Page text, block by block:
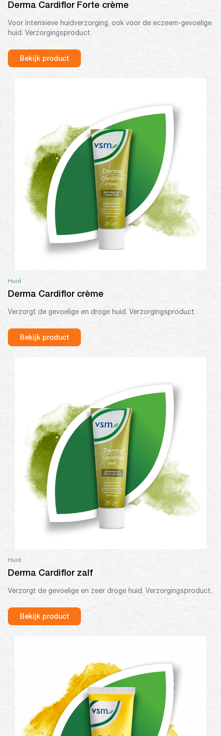
Derma Cardiflor Forte crème
Voor intensieve huidverzorging, ook voor de eczeem-gevoelige
huid. Verzorgingsproduct.
Bekijk product
Huid
Derma Cardiflor crème
Verzorgt de gevoelige en droge huid. Verzorgingsproduct.
Bekijk product
Huid
Derma Cardiflor zalf
Verzorgt de gevoelige en zeer droge huid. Verzorgingsproduct.
Bekijk product